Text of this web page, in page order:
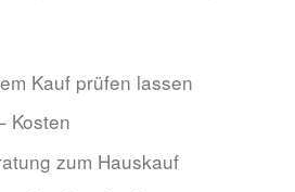
Kauf prüfen lassen
Kosten
zum Hauskauf